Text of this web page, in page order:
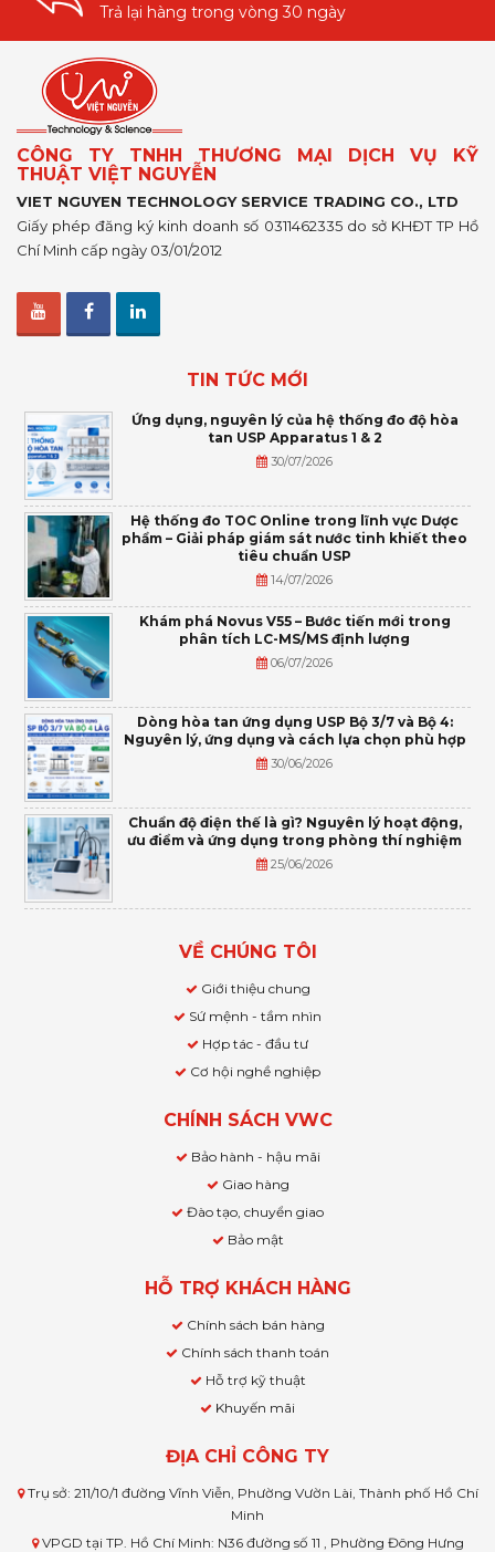
Trả lại hàng trong vòng 30 ngày
CÔNG TY TNHH THƯƠNG MẠI DỊCH VỤ KỸ
THUẬT VIỆT NGUYỄN
VIET NGUYEN TECHNOLOGY SERVICE TRADING CO., LTD
Giấy phép đăng ký kinh doanh số 0311462335 do sở KHĐT TP Hồ
Chí Minh cấp ngày 03/01/2012
TIN TỨC MỚI
Ứng dụng, nguyên lý của hệ thống đo độ hòa
tan USP Apparatus 1 & 2
30/07/2026
Hệ thống đo TOC Online trong lĩnh vực Dược
phẩm – Giải pháp giám sát nước tinh khiết theo
tiêu chuẩn USP
14/07/2026
Khám phá Novus V55 – Bước tiến mới trong
phân tích LC-MS/MS định lượng
06/07/2026
Dòng hòa tan ứng dụng USP Bộ 3/7 và Bộ 4:
Nguyên lý, ứng dụng và cách lựa chọn phù hợp
30/06/2026
Chuẩn độ điện thế là gì? Nguyên lý hoạt động,
ưu điểm và ứng dụng trong phòng thí nghiệm
25/06/2026
VỀ CHÚNG TÔI
Giới thiệu chung
Sứ mệnh - tầm nhìn
Hợp tác - đầu tư
Cơ hội nghề nghiệp
CHÍNH SÁCH VWC
Bảo hành - hậu mãi
Giao hàng
Đào tạo, chuyển giao
Bảo mật
HỖ TRỢ KHÁCH HÀNG
Chính sách bán hàng
Chính sách thanh toán
Hỗ trợ kỹ thuật
Khuyến mãi
ĐỊA CHỈ CÔNG TY
Trụ sở: 211/10/1 đường Vĩnh Viễn, Phường Vườn Lài, Thành phố Hồ Chí
Minh
VPGD tại TP. Hồ Chí Minh: N36 đường số 11 , Phường Đông Hưng